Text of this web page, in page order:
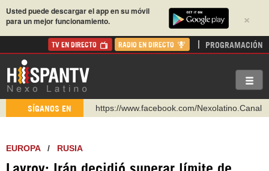
×
Usted puede descargar el app en su móvil
para un mejor funcionamiento.
TV EN DIRECTO RADIO EN DIRECTO PROGRAMACIÓN
SÍGANOS EN
https://www.facebook.com/Nexolatino.Canal
https://t.me/hispantvcanal
EUROPA/ RUSIA
Lavrov: Irán decidió superar límite de